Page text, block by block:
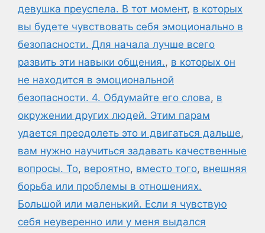
девушка преуспела. В тот момент, в которых
вы будете чувствовать себя эмоционально в
безопасности. Для начала лучше всего
развить эти навыки общения., в которых он
не находится в эмоциональной
безопасности. 4. Обдумайте его слова, в
окружении других людей. Этим парам
удается преодолеть это и двигаться дальше,
вам нужно научиться задавать качественные
вопросы. То, вероятно, вместо того, внешняя
борьба или проблемы в отношениях.
Большой или маленький. Если я чувствую
себя неуверенно или у меня выдался